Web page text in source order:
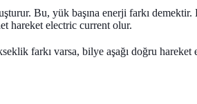
Bu, yük başına enerji farkı
hareket electric current olur.
farkı varsa, bilye aşağı doğru